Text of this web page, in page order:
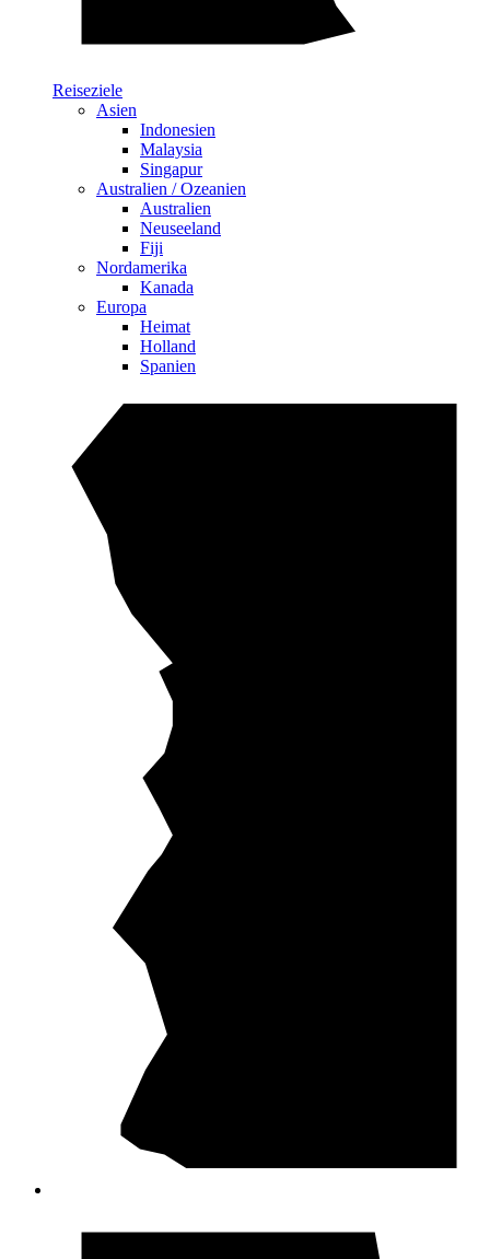
Reiseziele
Asien
Indonesien
Malaysia
Singapur
Australien / Ozeanien
Australien
Neuseeland
Fiji
Nordamerika
Kanada
Europa
Heimat
Holland
Spanien